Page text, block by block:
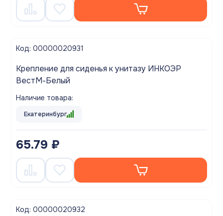
Код: 00000020931
Крепление для сиденья к унитазу ИНКОЭР
ВестМ-Белый
Наличие товара:
Екатеринбург
65.79 ₽
Код: 00000020932